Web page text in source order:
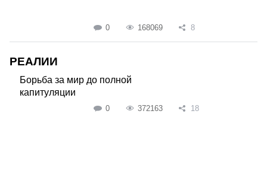
0 168069 8
РЕАЛИИ
Борьба за мир до полной
капитуляции
0 372163 18